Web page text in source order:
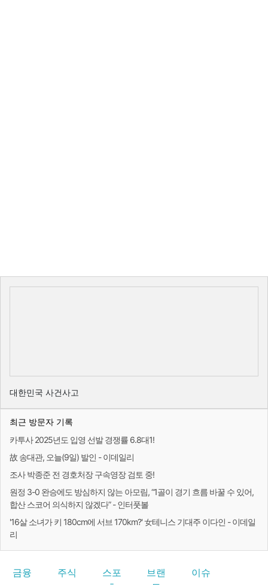
대한민국 사건사고
최근 방문자 기록
카투사 2025년도 입영 선발 경쟁률 6.8대1!
故 송대관, 오늘(9일) 발인 - 이데일리
조사 박종준 전 경호처장 구속영장 검토 중!
원정 3-0 완승에도 방심하지 않는 아모림, “1골이 경기 흐름 바꿀 수 있어,
합산 스코어 의식하지 않겠다” - 인터풋볼
'16살 소녀가 키 180cm에 서브 170km?' 女테니스 기대주 이다인 - 이데일
리
금융 주식
스포
브랜
이슈